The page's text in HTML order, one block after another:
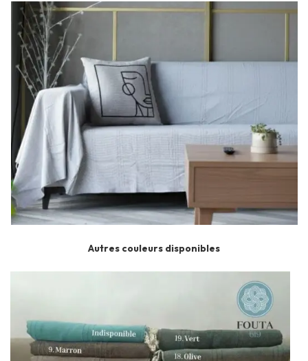
Autres couleurs disponibles